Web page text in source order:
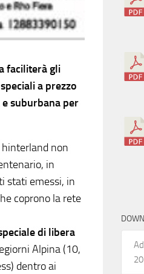
faciliterà gli
a prezzo
suburbana per
hinterland non
in
stati emessi, in
coprono la rete
di libera
Alpina (10,
dentro ai